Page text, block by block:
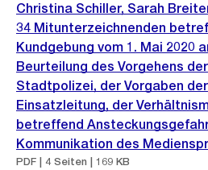
Christina Schiller, Sarah
34 Mitunterzeichnenden
Kundgebung vom 1. Mai 2020
Beurteilung des Vorgehens der
Stadtpolizei, der Vorgaben der
Einsatzleitung, der
betreffend
Kommunikation des
PDF | 4 Seiten | 169 KB